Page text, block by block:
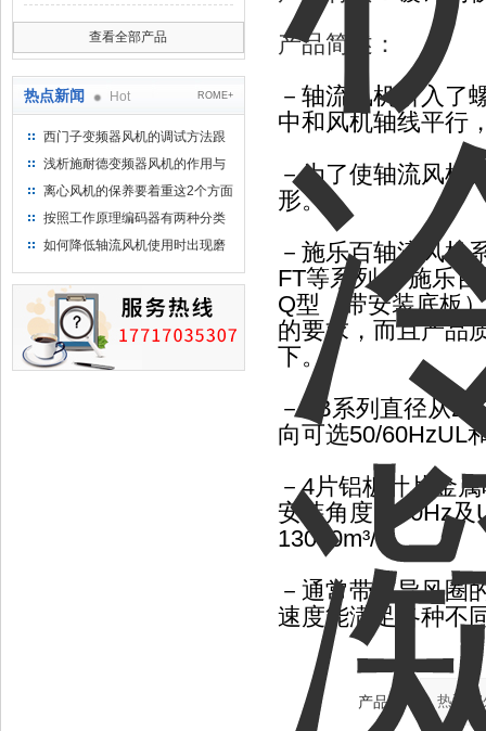
查看全部产品
热点新闻 Hot ROME+
西门子变频器风机的调试方法跟
步骤
浅析施耐德变频器风机的作用与
意义所在
离心风机的保养要着重这2个方面
按照工作原理编码器有两种分类
如何降低轴流风机使用时出现磨
产品简述：
－轴流风机引入了
中和风机轴线平行
－为了使轴流风机
形。
－施乐百轴流风机
FT等系列， 施乐
Q型（带安装底板
的要求，而且产品
下。
－FB系列直径从
向可选50/60HzUL
－4片铝板叶片金
安装角度，60Hz及
13000m³/h。
－通常带短导风圈
速度能满足各种不
产品：